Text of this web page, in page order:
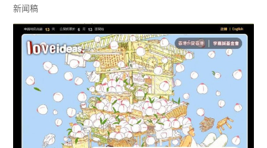
新闻稿